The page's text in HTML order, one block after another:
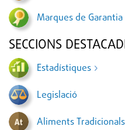
Marques de Garantia
SECCIONS
Estadístiques
Legislació
Aliments Tradicionals